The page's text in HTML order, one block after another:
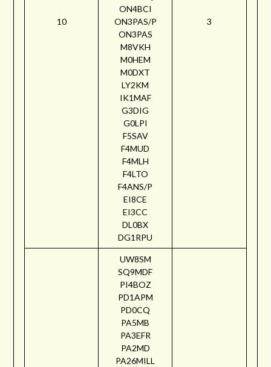
10
ON4BCI
ON3PAS/P
ON3PAS
M8VKH
M0HEM
M0DXT
LY2KM
IK1MAF
G3DIG
G0LPI
F5SAV
F4MUD
F4MLH
F4LTO
F4ANS/P
EI8CE
EI3CC
DL0BX
DG1RPU
3
UW8SM
SQ9MDF
PI4BOZ
PD1APM
PD0CQ
PA5MB
PA3EFR
PA2MD
PA26MILL